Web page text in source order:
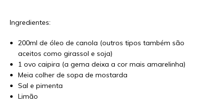
Ingredientes:
200ml de óleo de canola (outros tipos também são
aceitos como girassol e soja)
1 ovo caipira (a gema deixa a cor mais amarelinha)
Meia colher de sopa de mostarda
Sal e pimenta
Limão